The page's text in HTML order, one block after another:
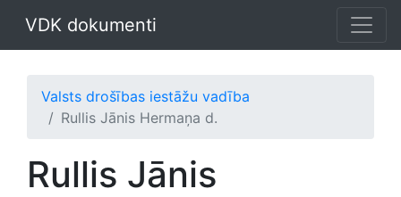
VDK dokumenti
Valsts drošības iestāžu vadība
Rullis Jānis Hermaņa d.
Rullis Jānis